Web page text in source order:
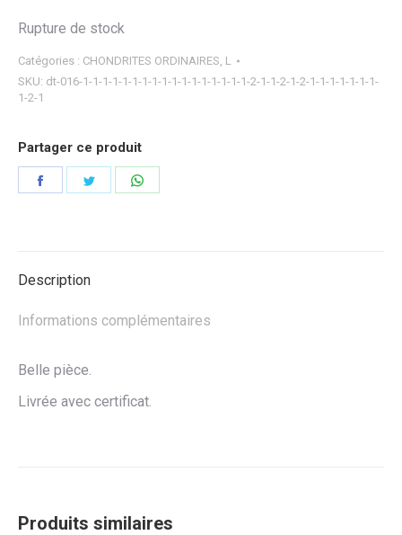
Rupture de stock
Catégories : CHONDRITES ORDINAIRES L
SKU: dt-016-1-1-1-1-1-1-1-1-1-1-1-1-1-1-1-1-1-2-1-1-2-1-2-1-1-1-1-1-1-1-
1-2-1
Partager ce produit
Partager Partager
Description
Informations complémentaires
Belle pièce.
Livrée avec certificat.
Produits similaires